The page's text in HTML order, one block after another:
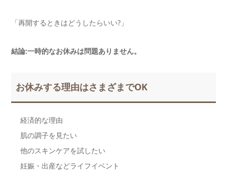
「再開するときはどうしたらいい?」
結論:一時的なお休みは問題ありません。
お休みする理由はさまざまでOK
経済的な理由
肌の調子を見たい
他のスキンケアを試したい
妊娠・出産などライフイベント